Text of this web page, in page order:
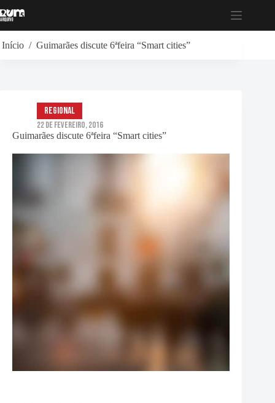
para
Início / Guimarães discute 6ªfeira “Smart cities”
Guimarães discute 6ªfeira “Smart cities”
Regional
22 de Fevereiro, 2016